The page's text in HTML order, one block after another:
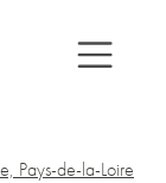
Pays-de-la-Loire